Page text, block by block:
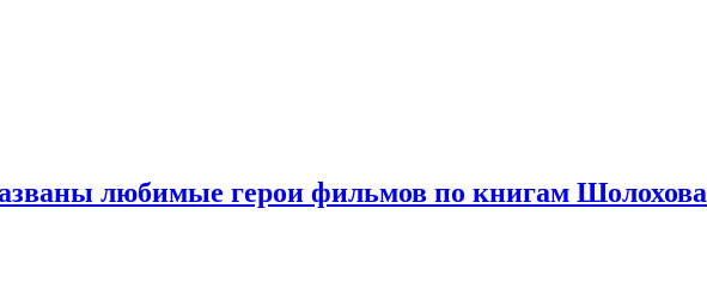
любимые герои фильмов по книгам Шолохова